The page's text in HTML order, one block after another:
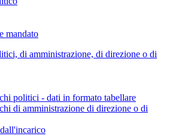
mandato
di amministrazione, di direzione o di
politici - dati in formato tabellare
di amministrazione di direzione o di